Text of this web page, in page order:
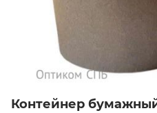
Контейнер